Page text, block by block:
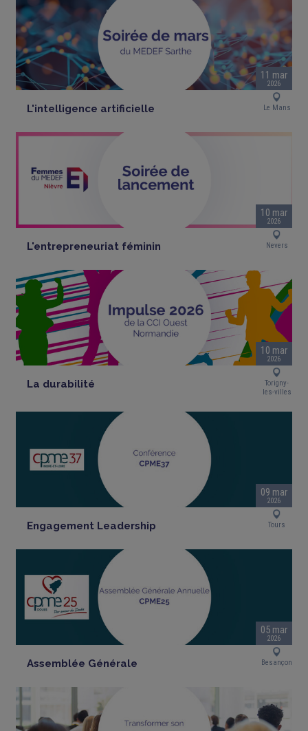
11 mar
2026
L'intelligence artificielle Le Mans
10 mar
2026
L'entrepreneuriat féminin Nevers
10 mar
2026
La durabilité
Torigny-
les-villes
09 mar
2026
Engagement Leadership Tours
05 mar
2026
Assemblée Générale Besançon